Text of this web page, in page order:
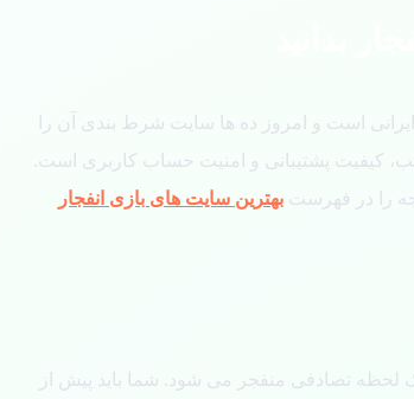
است و امروز ده ها سایت شرط بندی آن را
کیفیت پشتیبانی و امنیت حساب کاربری است.
را در فهرست بهترین سایت های بازی انفجار
می کند و در یک لحظه تصادفی منفجر می شود. شما باید پیش از